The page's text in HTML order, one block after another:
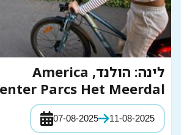
לינה: הולנד, America
Parcs Het Meerdal
07-08-2025 11-08-2025